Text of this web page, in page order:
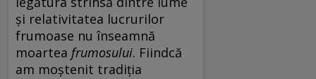
și relativitatea lucrurilor
frumoase nu înseamnă
moartea frumosului. Fiindcă
am moștenit tradiția